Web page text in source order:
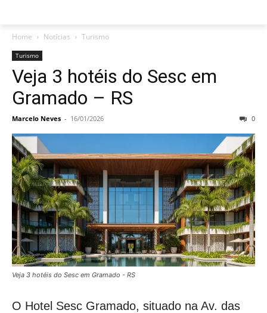
Home Notícias Turismo
Turismo
Veja 3 hotéis do Sesc em
Gramado – RS
Marcelo Neves - 16/01/2026 0
Veja 3 hotéis do Sesc em Gramado - RS
O Hotel Sesc Gramado, situado na Av. das